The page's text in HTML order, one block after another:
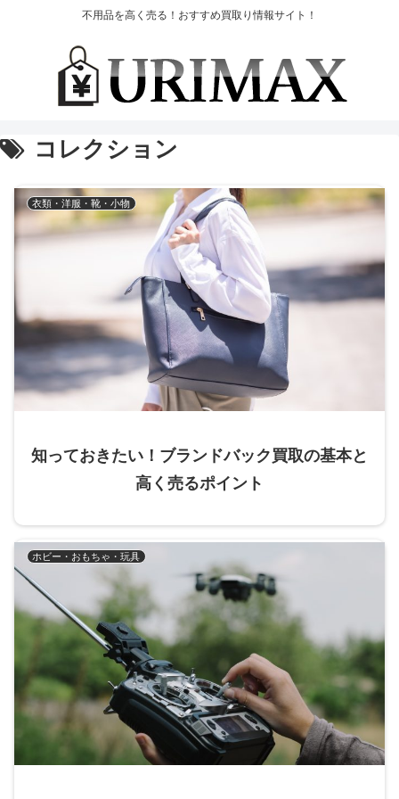
不用品を高く売る！おすすめ買取り情報サイト！
コレクション
衣類・洋服・靴・小物
知っておきたい！ブランドバック買取の基本と
高く売るポイント
ホビー・おもちゃ・玩具